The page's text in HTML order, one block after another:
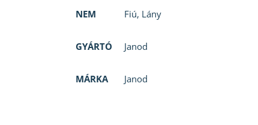
NEM Fiú, Lány
GYÁRTÓ Janod
MÁRKA Janod